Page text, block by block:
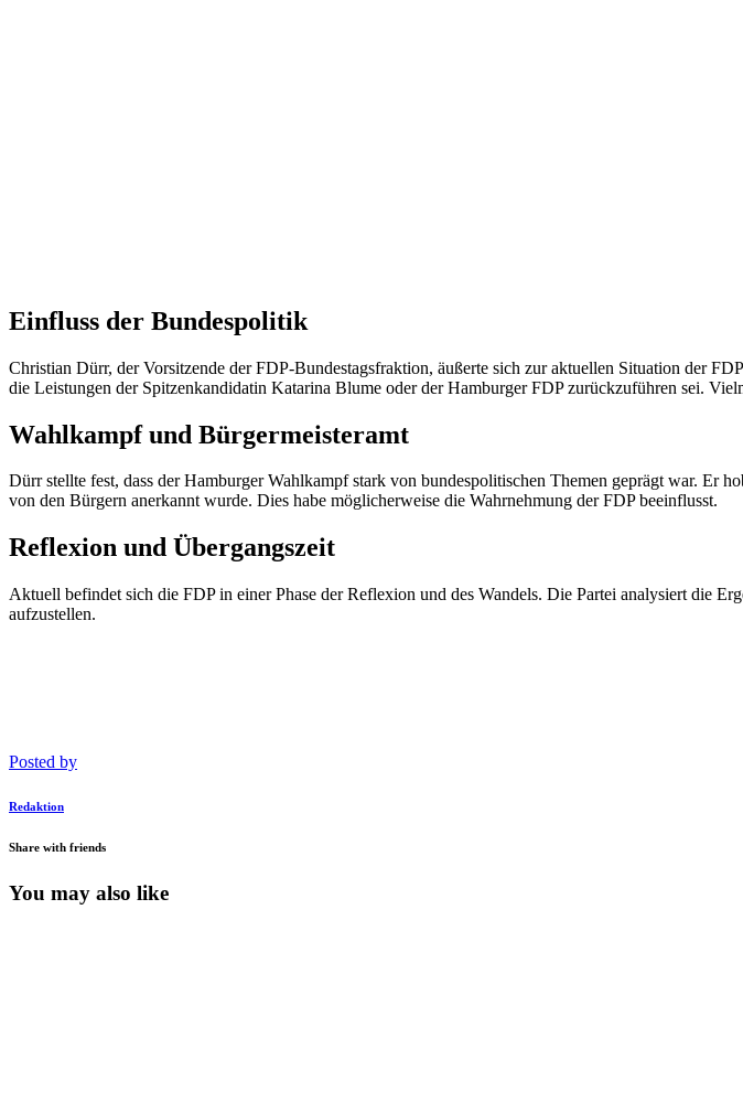
Einfluss der Bundespolitik
Christian Dürr, der Vorsitzende der FDP-Bundestagsfraktion, äußerte sich zur aktuellen Situation der
die Leistungen der Spitzenkandidatin Katarina Blume oder der Hamburger FDP zurückzuführen sei.
Wahlkampf und Bürgermeisteramt
Dürr stellte fest, dass der Hamburger Wahlkampf stark von bundespolitischen Themen geprägt war. Er
von den Bürgern anerkannt wurde. Dies habe möglicherweise die Wahrnehmung der FDP beeinflusst.
Reflexion und Übergangszeit
Aktuell befindet sich die FDP in einer Phase der Reflexion und des Wandels. Die Partei analysiert die
aufzustellen.
Posted by
Redaktion
Share with friends
You may also like